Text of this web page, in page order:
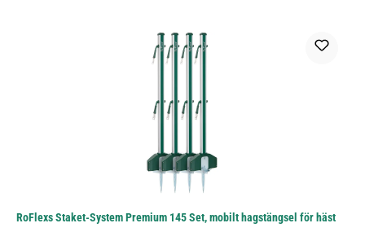
RoFlexs Staket-System Premium 145 Set, mobilt hagstängsel för häst